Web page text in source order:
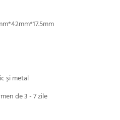
și metal
de 3 - 7 zile